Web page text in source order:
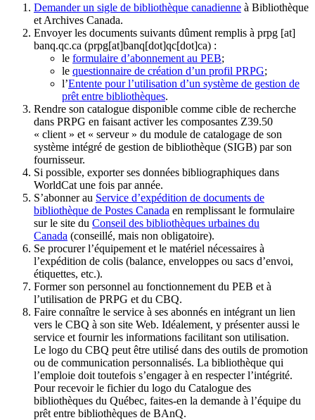
Demander un sigle de bibliothèque canadienne à Bibliothèque
et Archives Canada.
Envoyer les documents suivants dûment remplis à prpg [at]
banq.qc.ca (prpg[at]banq[dot]qc[dot]ca) :
le formulaire d’abonnement au PEB;
le questionnaire de création d’un profil PRPG;
l’Entente pour l’utilisation d’un système de gestion de
prêt entre bibliothèques.
Rendre son catalogue disponible comme cible de recherche
dans PRPG en faisant activer les composantes Z39.50
« client » et « serveur » du module de catalogage de son
système intégré de gestion de bibliothèque (SIGB) par son
fournisseur.
Si possible, exporter ses données bibliographiques dans
WorldCat une fois par année.
S’abonner au Service d’expédition de documents de
bibliothèque de Postes Canada en remplissant le formulaire
sur le site du Conseil des bibliothèques urbaines du
Canada (conseillé, mais non obligatoire).
Se procurer l’équipement et le matériel nécessaires à
l’expédition de colis (balance, enveloppes ou sacs d’envoi,
étiquettes, etc.).
Former son personnel au fonctionnement du PEB et à
l’utilisation de PRPG et du CBQ.
Faire connaître le service à ses abonnés en intégrant un lien
vers le CBQ à son site Web. Idéalement, y présenter aussi le
service et fournir les informations facilitant son utilisation.
Le logo du CBQ peut être utilisé dans des outils de promotion
ou de communication personnalisés. La bibliothèque qui
l’emploie doit toutefois s’engager à en respecter l’intégrité.
Pour recevoir le fichier du logo du Catalogue des
bibliothèques du Québec, faites-en la demande à l’équipe du
prêt entre bibliothèques de BAnQ.